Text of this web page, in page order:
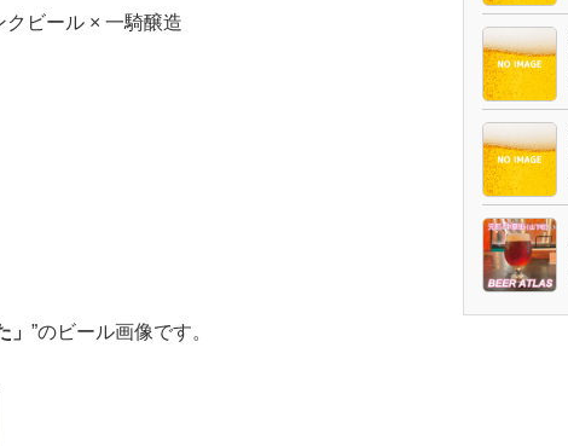
ビール × 一騎醸造
」 ”のビール画像です。